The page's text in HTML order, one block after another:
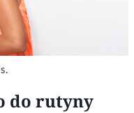
do rutyny